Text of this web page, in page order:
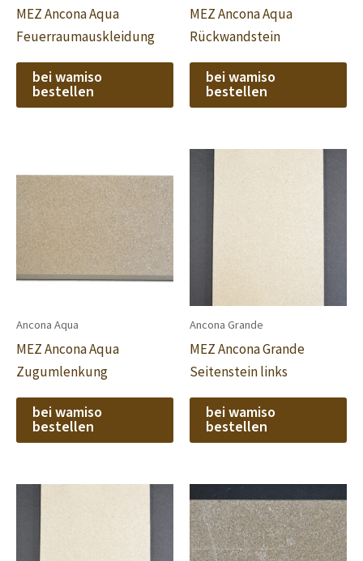
MEZ Ancona Aqua
Feuerraumauskleidung
bei wamiso
bestellen
MEZ Ancona Aqua
Rückwandstein
bei wamiso
bestellen
Ancona Aqua
MEZ Ancona Aqua
Zugumlenkung
bei wamiso
bestellen
Ancona Grande
MEZ Ancona Grande
Seitenstein links
bei wamiso
bestellen